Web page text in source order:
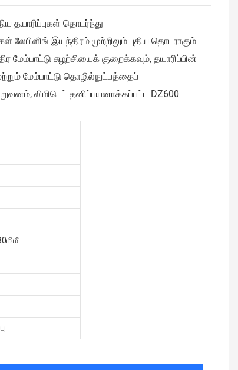
தயாரிப்புகள் தொடர்ந்து
லேபிளிங் இயந்திரம் முற்றிலும் புதிய தொடராகும்
சுழற்சியைக் குறைக்கவும், தயாரிப்பின்
மேம்பாட்டு தொழில்நுட்பத்தைப்
லிமிடெட் தனிப்பயனாக்கப்பட்ட DZ600